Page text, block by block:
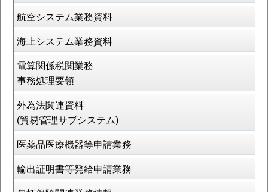
航空システム業務資料
海上システム業務資料
電算関係税関業務
事務処理要領
外為法関連資料
(貿易管理サブシステム)
医薬品医療機器等申請業務
輸出証明書等発給申請業務